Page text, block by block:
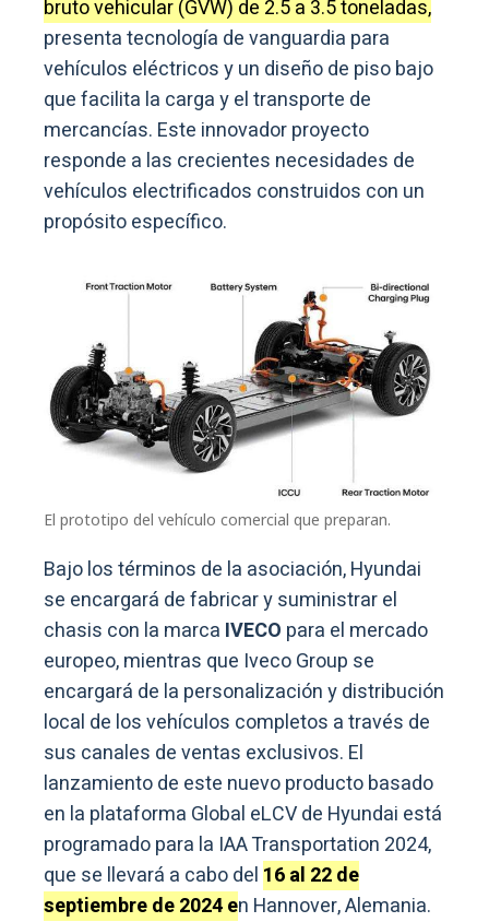
bruto vehicular (GVW) de 2.5 a 3.5 toneladas,
presenta tecnología de vanguardia para
vehículos eléctricos y un diseño de piso bajo
que facilita la carga y el transporte de
mercancías. Este innovador proyecto
responde a las crecientes necesidades de
vehículos electrificados construidos con un
propósito específico.
El prototipo del vehículo comercial que preparan.
Bajo los términos de la asociación, Hyundai
se encargará de fabricar y suministrar el
chasis con la marca IVECO para el mercado
europeo, mientras que Iveco Group se
encargará de la personalización y distribución
local de los vehículos completos a través de
sus canales de ventas exclusivos. El
lanzamiento de este nuevo producto basado
en la plataforma Global eLCV de Hyundai está
programado para la IAA Transportation 2024,
que se llevará a cabo del 16 al 22 de
septiembre de 2024 en Hannover, Alemania.